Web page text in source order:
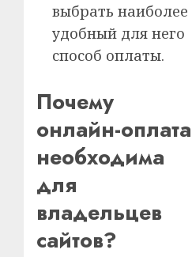
выбрать наиболее
удобный для него
способ оплаты.
Почему
онлайн-оплата
необходима
для
владельцев
сайтов?